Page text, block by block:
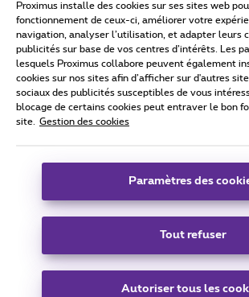
Conditions d'utilisation
Tous droits réservés. © 2026 Proximus
Conditions générales, info consommateur
Coordonnées de l’entreprise
Boulevard du Roi Albert II 27 - B-1030
Carrier & Wholesale Solutions
|Telindus
Proximus installe des cookies sur ses sites web
fonctionnement de ceux-ci, améliorer votre
navigation, analyser l’utilisation, et adapter leurs
publicités sur base de vos centres d’intérêts. Les
lesquels Proximus collabore peuvent également
cookies sur nos sites afin d’afficher sur d'autres
sociaux des publicités susceptibles de vous
blocage de certains cookies peut entraver le bon
site.
Gestion des cookies
Paramètres des
Tout refuser
Autoriser tous les